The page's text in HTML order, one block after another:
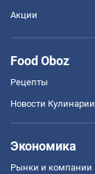
Акции
Food Oboz
Рецепты
Новости Кулинарии
Экономика
Рынки и компании